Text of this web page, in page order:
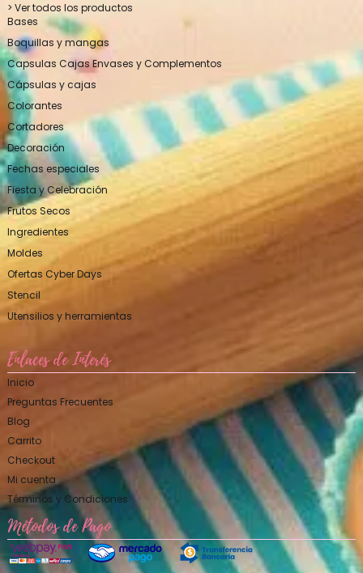
> Ver todos los productos
Bases
Boquillas y mangas
Capsulas Cajas Envases y Complementos
Cápsulas y cajas
Colorantes
Cortadores
Decoración
Fechas especiales
Fiesta y Celebración
Frutos Secos
Ingredientes
Moldes
Ofertas Cyber Days
Stencil
Utensilios y herramientas
Enlaces de Interés
Inicio
Preguntas Frecuentes
Blog
Carrito
Checkout
Mi cuenta
Términos y Condiciones
Métodos de Pago